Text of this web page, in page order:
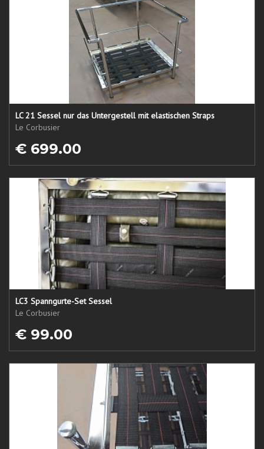
LC 21 Sessel nur das Untergestell mit elastischen Straps
Le Corbusier
€ 699.00
LC3 Spanngurte-Set Sessel
Le Corbusier
€ 99.00